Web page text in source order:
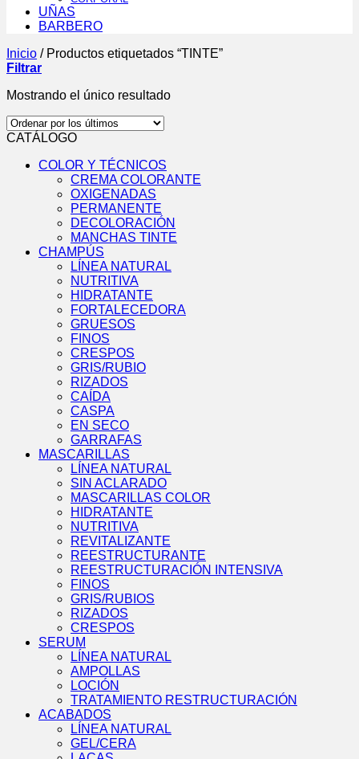
UÑAS
BARBERO
Inicio /Productos etiquetados “TINTE”
Filtrar
Mostrando el único resultado
CATÁLOGO
COLOR Y TÉCNICOS
CREMA COLORANTE
OXIGENADAS
PERMANENTE
DECOLORACIÓN
MANCHAS TINTE
CHAMPÚS
LÍNEA NATURAL
NUTRITIVA
HIDRATANTE
FORTALECEDORA
GRUESOS
FINOS
CRESPOS
GRIS/RUBIO
RIZADOS
CAÍDA
CASPA
EN SECO
GARRAFAS
MASCARILLAS
LÍNEA NATURAL
SIN ACLARADO
MASCARILLAS COLOR
HIDRATANTE
NUTRITIVA
REVITALIZANTE
REESTRUCTURANTE
REESTRUCTURACIÓN INTENSIVA
FINOS
GRIS/RUBIOS
RIZADOS
CRESPOS
SERUM
LÍNEA NATURAL
AMPOLLAS
LOCIÓN
TRATAMIENTO RESTRUCTURACIÓN
ACABADOS
LÍNEA NATURAL
GEL/CERA